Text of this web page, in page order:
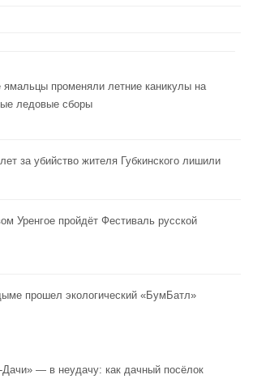
променяли летние каникулы на
ледовые сборы
за убийство жителя Губкинского лишили
Уренгое пройдёт Фестиваль русской
прошел экологический «БумБатл»
Дачи» — в неудачу: как дачный посёлок